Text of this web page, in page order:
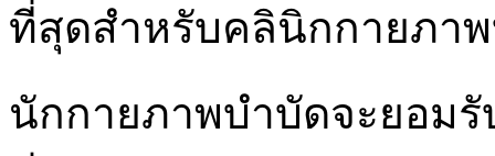
ที่สุดสำหรับคลินิกกายภา
นักกายภาพบำบัดจะยอมรั